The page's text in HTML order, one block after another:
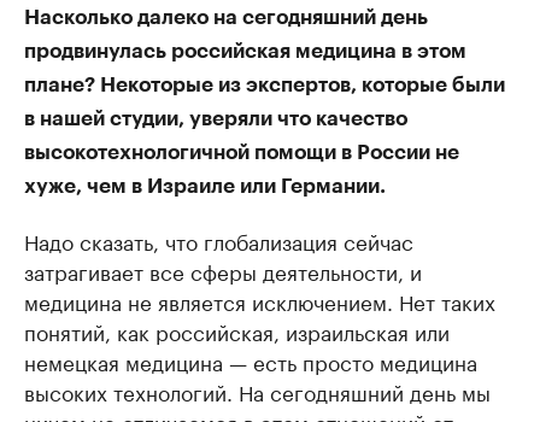
Насколько далеко на сегодняшний день
продвинулась российская медицина в этом
плане? Некоторые из экспертов, которые были
в нашей студии, уверяли что качество
высокотехнологичной помощи в России не
хуже, чем в Израиле или Германии.
Надо сказать, что глобализация сейчас
затрагивает все сферы деятельности, и
медицина не является исключением. Нет таких
понятий, как российская, израильская или
немецкая медицина — есть просто медицина
высоких технологий. На сегодняшний день мы